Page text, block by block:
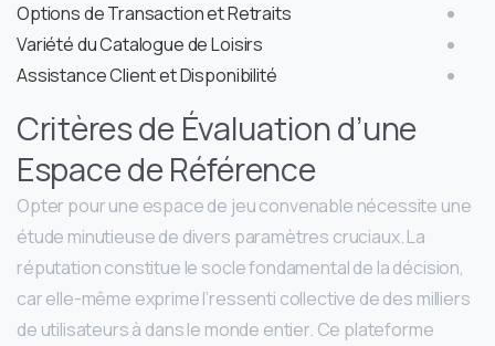
Options de Transaction et Retraits
Variété du Catalogue de Loisirs
Assistance Client et Disponibilité
Critères de Évaluation d’une
Espace de Référence
Opter pour une espace de jeu convenable nécessite une
étude minutieuse de divers paramètres cruciaux. La
réputation constitue le socle fondamental de la décision,
car elle-même exprime l’ressenti collective de des milliers
de utilisateurs à dans le monde entier. Ce plateforme